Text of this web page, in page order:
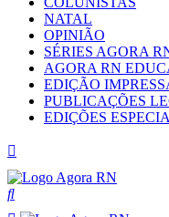
NATAL
OPINIÃO
SÉRIES AGORA
AGORA RN
EDIÇÃO
PUBLICAÇÕES
EDIÇÕES